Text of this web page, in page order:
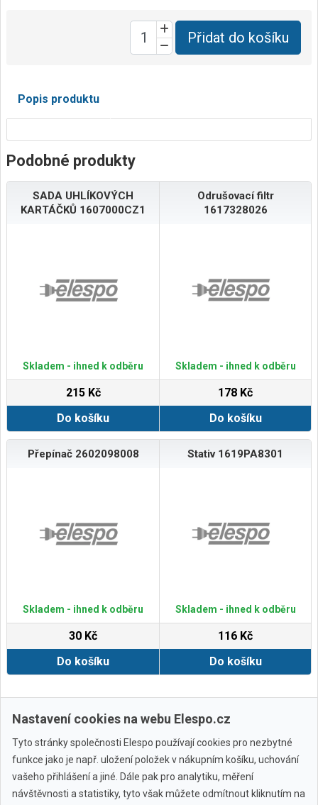
Přidat do košíku
Popis produktu
Podobné produkty
SADA UHLÍKOVÝCH
KARTÁČKŮ 1607000CZ1
Skladem - ihned k odběru
215 Kč
Do košíku
Odrušovací filtr
1617328026
Skladem - ihned k odběru
178 Kč
Do košíku
Přepínač 2602098008
Skladem - ihned k odběru
30 Kč
Do košíku
Stativ 1619PA8301
Skladem - ihned k odběru
116 Kč
Do košíku
Zobrazit další
Nastavení cookies na webu Elespo.cz
Tyto stránky společnosti Elespo používají cookies pro nezbytné
funkce jako je např. uložení položek v nákupním košíku, uchování
vašeho přihlášení a jiné. Dále pak pro analytiku, měření
návštěvnosti a statistiky, tyto však můžete odmítnout kliknutím na